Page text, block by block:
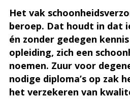
Het vak
beroep. Dat houdt in dat
én zonder gedegen
opleiding, zich een
noemen. Zuur voor
nodige diploma’s op zak
het verzekeren van